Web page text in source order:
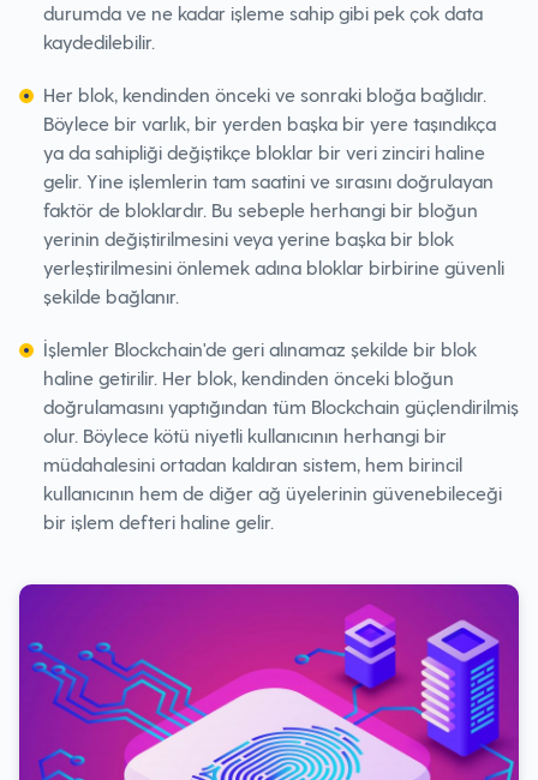
durumda ve ne kadar işleme sahip gibi pek çok data
kaydedilebilir.
Her blok, kendinden önceki ve sonraki bloğa bağlıdır.
Böylece bir varlık, bir yerden başka bir yere taşındıkça
ya da sahipliği değiştikçe bloklar bir veri zinciri haline
gelir. Yine işlemlerin tam saatini ve sırasını doğrulayan
faktör de bloklardır. Bu sebeple herhangi bir bloğun
yerinin değiştirilmesini veya yerine başka bir blok
yerleştirilmesini önlemek adına bloklar birbirine güvenli
şekilde bağlanır.
İşlemler Blockchain'de geri alınamaz şekilde bir blok
haline getirilir. Her blok, kendinden önceki bloğun
doğrulamasını yaptığından tüm Blockchain güçlendirilmiş
olur. Böylece kötü niyetli kullanıcının herhangi bir
müdahalesini ortadan kaldıran sistem, hem birincil
kullanıcının hem de diğer ağ üyelerinin güvenebileceği
bir işlem defteri haline gelir.